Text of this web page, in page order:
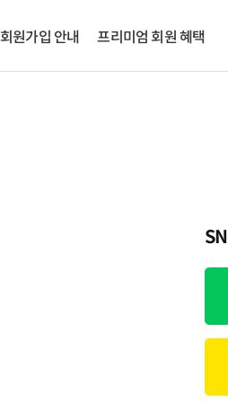
회원가입 안내 프리미엄 회원 혜택